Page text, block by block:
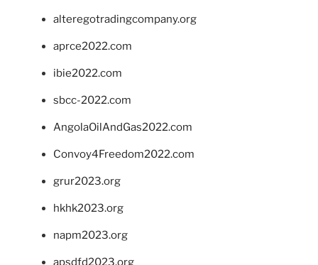
alteregotradingcompany.org
aprce2022.com
ibie2022.com
sbcc-2022.com
AngolaOilAndGas2022.com
Convoy4Freedom2022.com
grur2023.org
hkhk2023.org
napm2023.org
apsdfd2023.org